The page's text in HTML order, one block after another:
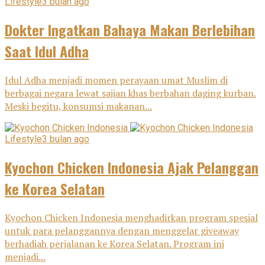
Dokter Ingatkan Bahaya Makan Berlebihan
Saat Idul Adha
Idul Adha menjadi momen perayaan umat Muslim di
berbagai negara lewat sajian khas berbahan daging kurban.
Meski begitu, konsumsi makanan...
Lifestyle3 bulan ago
Kyochon Chicken Indonesia Ajak Pelanggan
ke Korea Selatan
Kyochon Chicken Indonesia menghadirkan program spesial
untuk para pelanggannya dengan menggelar giveaway
berhadiah perjalanan ke Korea Selatan. Program ini
menjadi...